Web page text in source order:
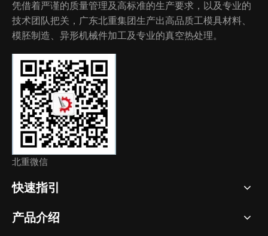
凭借着严谨的质量管理及高标准的生产要求，以及专业的
技术团队把关，广东北重集团生产出高品质工模具材料、
模胚制造、异形机械件加工及专业的真空热处理。
北重微信
快速指引
产品介绍